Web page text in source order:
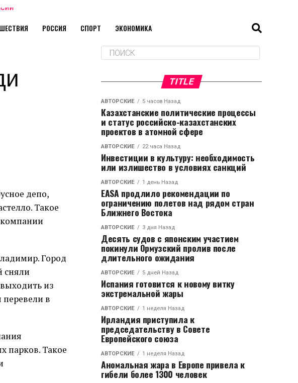
РОССИЯ СПОРТ ЭКОНОМИКА
депо,
Такое
Город
сняли
из
в
парков. Такое
TITLE
АВТОРСКИЕ 5 часов Назад
Казахстанские политические процессы
и статус российско-казахстанских
проектов в атомной сфере
АВТОРСКИЕ 22 часа Назад
Инвестиции в культуру: необходимость
или излишество в условиях санкций
АВТОРСКИЕ 1 день Назад
EASA продлило рекомендации по
ограничению полетов над рядом стран
Ближнего Востока
АВТОРСКИЕ 3 дня Назад
Десять судов с японским участием
покинули Ормузский пролив после
длительного ожидания
АВТОРСКИЕ 5 дней Назад
Испания готовится к новому витку
экстремальной жары
АВТОРСКИЕ 1 неделя Назад
Ирландия приступила к
председательству в Совете
Европейского союза
АВТОРСКИЕ 1 неделя Назад
Аномальная жара в Европе привела к
гибели более 1300 человек